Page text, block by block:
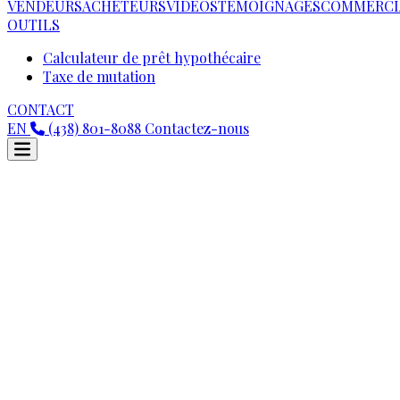
VENDEURSACHETEURSVIDEOSTÉMOIGNAGES
OUTILS
Calculateur de prêt hypothécaire
Taxe de mutation
CONTACT
EN
(438) 801-8088 Contactez-nous